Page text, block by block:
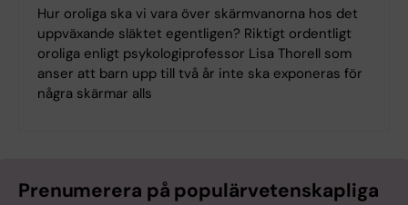
Hur oroliga ska vi vara över skärmvanorna hos det
uppväxande släktet egentligen? Riktigt ordentligt
oroliga enligt psykologiprofessor Lisa Thorell som
anser att barn upp till två år inte ska exponeras för
några skärmar alls
Prenumerera på populärvetenskapliga